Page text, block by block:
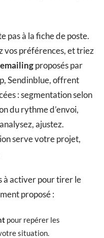
pas à la fiche de poste.
vos préférences, et triez
emailingproposés par
Sendinblue, offrent
: segmentation selon
du rythme d’envoi,
ajustez.
serve votre projet,
à activer pour tirer le
proposé :
pour repérer les
situation.